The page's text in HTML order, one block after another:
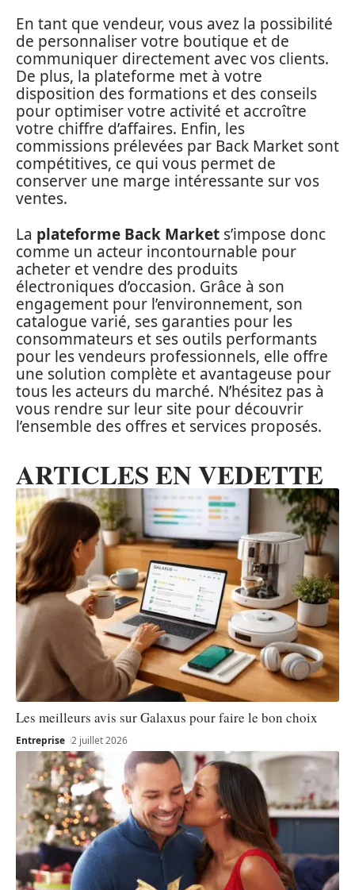
En tant que vendeur, vous avez la possibilité
de personnaliser votre boutique et de
communiquer directement avec vos clients.
De plus, la plateforme met à votre
disposition des formations et des conseils
pour optimiser votre activité et accroître
votre chiffre d’affaires. Enfin, les
commissions prélevées par Back Market sont
compétitives, ce qui vous permet de
conserver une marge intéressante sur vos
ventes.
La plateforme Back Market s’impose donc
comme un acteur incontournable pour
acheter et vendre des produits
électroniques d’occasion. Grâce à son
engagement pour l’environnement, son
catalogue varié, ses garanties pour les
consommateurs et ses outils performants
pour les vendeurs professionnels, elle offre
une solution complète et avantageuse pour
tous les acteurs du marché. N’hésitez pas à
vous rendre sur leur site pour découvrir
l’ensemble des offres et services proposés.
ARTICLES EN VEDETTE
Les meilleurs avis sur Galaxus pour faire le bon choix
Entreprise 2 juillet 2026